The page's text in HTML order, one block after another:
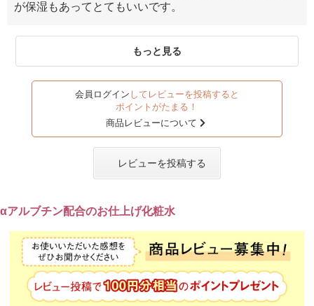
が保湿もあってとてもいいです。
もっと見る
会員ログイン してレビューを投稿すると
ポイントがたまる！
商品レビューについて
レビューを投稿する
αアルブチン配合のお仕上げ化粧水